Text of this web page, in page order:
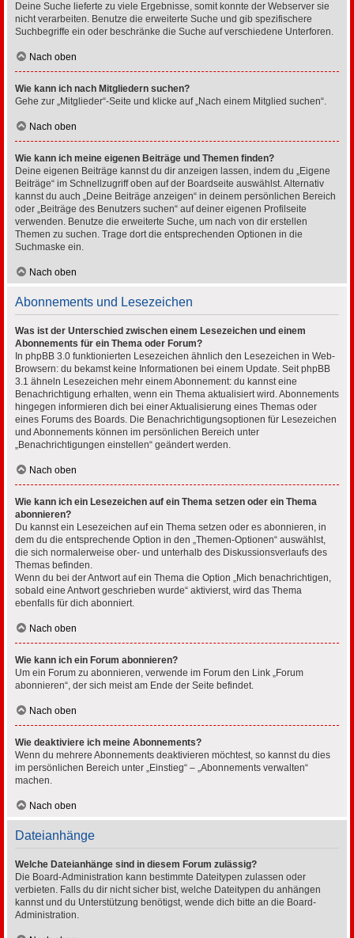
Deine Suche lieferte zu viele Ergebnisse, somit konnte der Webserver sie
nicht verarbeiten. Benutze die erweiterte Suche und gib spezifischere
Suchbegriffe ein oder beschränke die Suche auf verschiedene Unterforen.
Nach oben
Wie kann ich nach Mitgliedern suchen?
Gehe zur „Mitglieder“-Seite und klicke auf „Nach einem Mitglied suchen“.
Nach oben
Wie kann ich meine eigenen Beiträge und Themen finden?
Deine eigenen Beiträge kannst du dir anzeigen lassen, indem du „Eigene
Beiträge“ im Schnellzugriff oben auf der Boardseite auswählst. Alternativ
kannst du auch „Deine Beiträge anzeigen“ in deinem persönlichen Bereich
oder „Beiträge des Benutzers suchen“ auf deiner eigenen Profilseite
verwenden. Benutze die erweiterte Suche, um nach von dir erstellen
Themen zu suchen. Trage dort die entsprechenden Optionen in die
Suchmaske ein.
Nach oben
Abonnements und Lesezeichen
Was ist der Unterschied zwischen einem Lesezeichen und einem
Abonnements für ein Thema oder Forum?
In phpBB 3.0 funktionierten Lesezeichen ähnlich den Lesezeichen in Web-
Browsern: du bekamst keine Informationen bei einem Update. Seit phpBB
3.1 ähneln Lesezeichen mehr einem Abonnement: du kannst eine
Benachrichtigung erhalten, wenn ein Thema aktualisiert wird. Abonnements
hingegen informieren dich bei einer Aktualisierung eines Themas oder
eines Forums des Boards. Die Benachrichtigungsoptionen für Lesezeichen
und Abonnements können im persönlichen Bereich unter
„Benachrichtigungen einstellen“ geändert werden.
Nach oben
Wie kann ich ein Lesezeichen auf ein Thema setzen oder ein Thema
abonnieren?
Du kannst ein Lesezeichen auf ein Thema setzen oder es abonnieren, in
dem du die entsprechende Option in den „Themen-Optionen“ auswählst,
die sich normalerweise ober- und unterhalb des Diskussionsverlaufs des
Themas befinden.
Wenn du bei der Antwort auf ein Thema die Option „Mich benachrichtigen,
sobald eine Antwort geschrieben wurde“ aktivierst, wird das Thema
ebenfalls für dich abonniert.
Nach oben
Wie kann ich ein Forum abonnieren?
Um ein Forum zu abonnieren, verwende im Forum den Link „Forum
abonnieren“, der sich meist am Ende der Seite befindet.
Nach oben
Wie deaktiviere ich meine Abonnements?
Wenn du mehrere Abonnements deaktivieren möchtest, so kannst du dies
im persönlichen Bereich unter „Einstieg“ – „Abonnements verwalten“
machen.
Nach oben
Dateianhänge
Welche Dateianhänge sind in diesem Forum zulässig?
Die Board-Administration kann bestimmte Dateitypen zulassen oder
verbieten. Falls du dir nicht sicher bist, welche Dateitypen du anhängen
kannst und du Unterstützung benötigst, wende dich bitte an die Board-
Administration.